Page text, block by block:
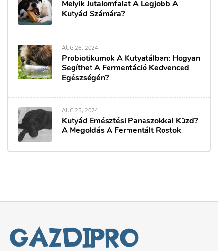
Melyik Jutalomfalat A Legjobb A
Kutyád Számára?
AUG 26, 2024
Probiotikumok A Kutyatálban: Hogyan
Segíthet A Fermentáció Kedvenced
Egészségén?
AUG 25, 2024
Kutyád Emésztési Panaszokkal Küzd?
A Megoldás A Fermentált Rostok.